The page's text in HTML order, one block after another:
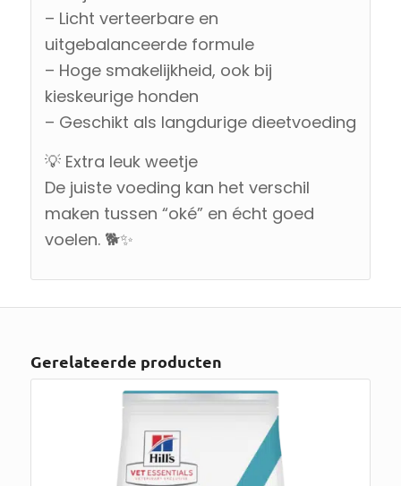
– Licht verteerbare en
uitgebalanceerde formule
– Hoge smakelijkheid, ook bij
kieskeurige honden
– Geschikt als langdurige dieetvoeding
💡 Extra leuk weetje
De juiste voeding kan het verschil
maken tussen “oké” en écht goed
voelen. 🐕✨
Gerelateerde producten